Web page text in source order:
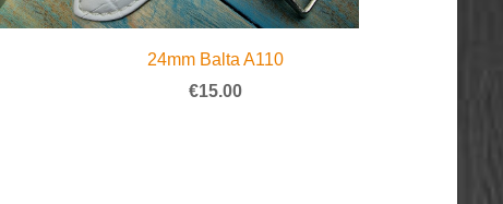
24mm Balta A110
€15.00